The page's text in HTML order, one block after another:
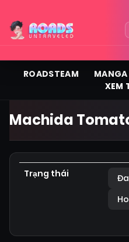
ROADSTEAM MANGA
XEM
Machida
Trạng thái